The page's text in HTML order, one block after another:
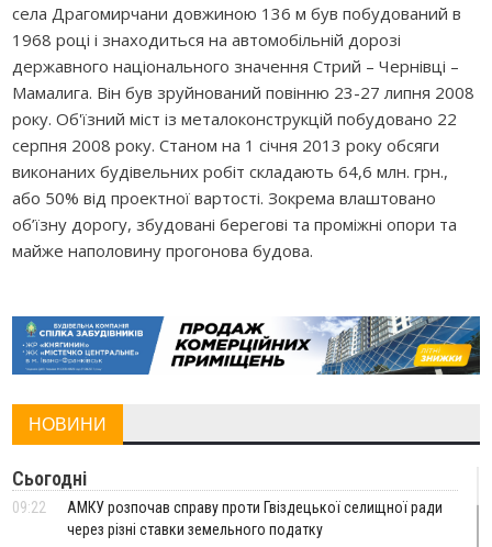
села Драгомирчани довжиною 136 м був побудований в
1968 році і знаходиться на автомобільній дорозі
державного національного значення Стрий – Чернівці –
Мамалига. Він був зруйнований повінню 23-27 липня 2008
року. Об'їзний міст із металоконструкцій побудовано 22
серпня 2008 року. Станом на 1 січня 2013 року обсяги
виконаних будівельних робіт складають 64,6 млн. грн.,
або 50% від проектної вартості. Зокрема влаштовано
об’їзну дорогу, збудовані берегові та проміжні опори та
майже наполовину прогонова будова.
НОВИНИ
Сьогодні
09:22
АМКУ розпочав справу проти Гвіздецької селищної ради
через різні ставки земельного податку